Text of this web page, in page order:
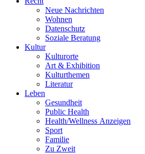
Neue Nachrichten
Wohnen
Datenschutz
Soziale Beratung
Kultur
Kulturorte
Art & Exhibition
Kulturthemen
Literatur
Leben
Gesundheit
Public Health
Health/Wellness Anzeigen
Sport
Familie
Zu Zweit